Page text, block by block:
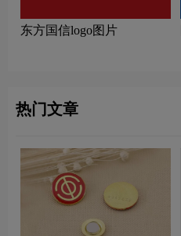
东方国信logo图片
热门文章